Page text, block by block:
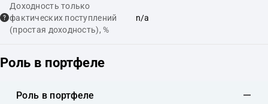
Доходность только
фактических поступлений
(простая доходность), %
n/a
Роль в портфеле
Роль в портфеле